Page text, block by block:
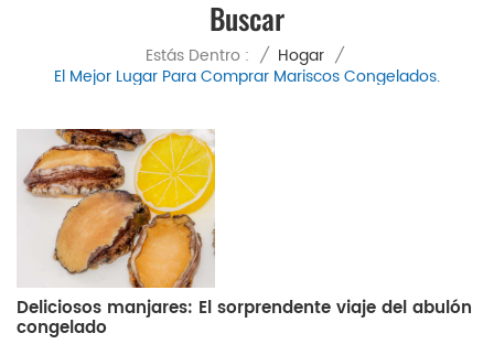
Buscar
Estás Dentro : / Hogar /
El Mejor Lugar Para Comprar Mariscos Congelados.
Deliciosos manjares: El sorprendente viaje del abulón
congelado